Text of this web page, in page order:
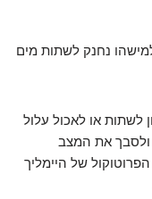
נחנק לשתות מים
לשתות או לאכול עלול
ולסבך את המצב
של היימליך